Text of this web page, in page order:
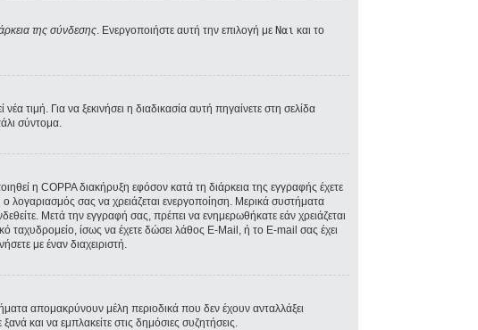
της σύνδεσης. Ενεργοποιήστε αυτή την επιλογή με Ναι και το
Για να ξεκινήσει η διαδικασία αυτή πηγαίνετε στη σελίδα
σύντομα.
η COPPA διακήρυξη εφόσον κατά τη διάρκεια της εγγραφής έχετε
ο λογαριασμός σας να χρειάζεται ενεργοποίηση. Μερικά συστήματα
Μετά την εγγραφή σας, πρέπει να ενημερωθήκατε εάν χρειάζεται
ταχυδρομείο, ίσως να έχετε δώσει λάθος E-Mail, ή το E-mail σας έχει
με έναν διαχειριστή.
απομακρύνουν μέλη περιοδικά που δεν έχουν ανταλλάξει
και να εμπλακείτε στις δημόσιες συζητήσεις.